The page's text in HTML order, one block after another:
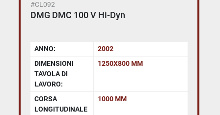
#CL092
DMG DMC 100 V Hi-Dyn
ANNO:
2002
DIMENSIONI
TAVOLA DI
LAVORO:
1250X800 MM
CORSA
LONGITUDINALE
1000 MM